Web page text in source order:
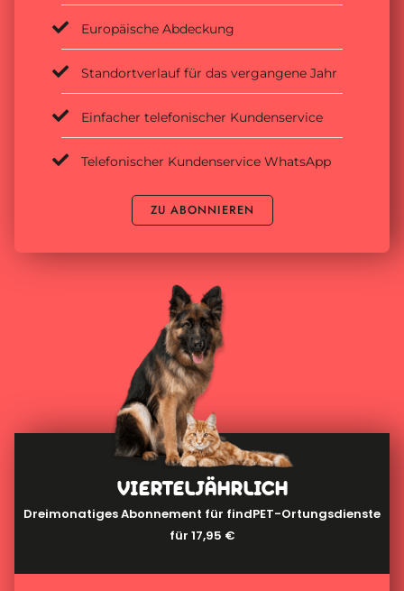
Europäische Abdeckung
Standortverlauf für das vergangene Jahr
Einfacher telefonischer Kundenservice
Telefonischer Kundenservice WhatsApp
ZU ABONNIEREN
VIERTELJÄHRLICH
Dreimonatiges Abonnement für findPET-Ortungsdienste
für 17,95 €